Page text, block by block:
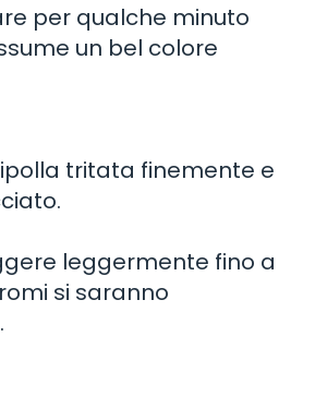
per qualche minuto
un bel colore
tritata finemente e
leggermente fino a
si saranno